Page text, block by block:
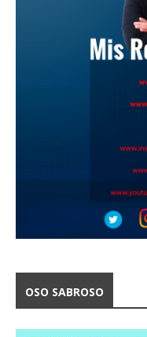
OSO SABROSO